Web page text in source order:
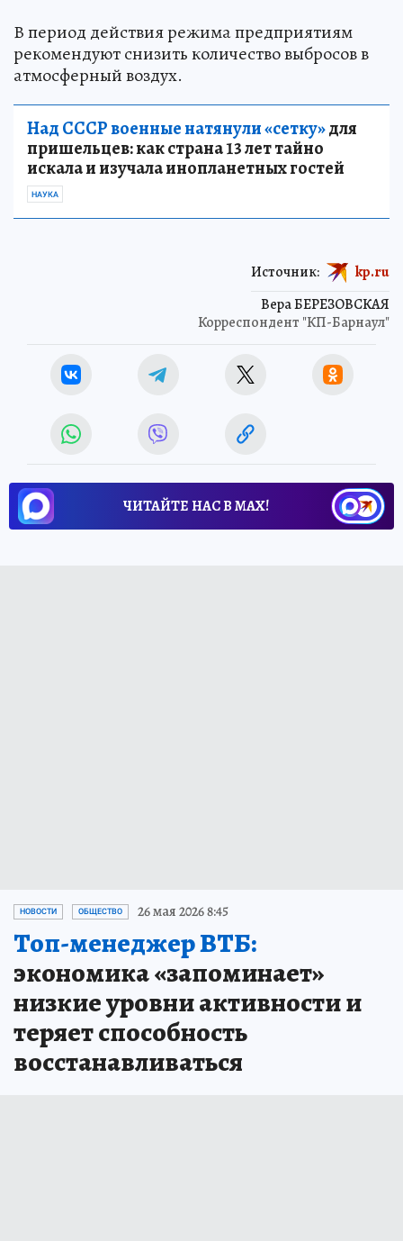
В период действия режима предприятиям
рекомендуют снизить количество выбросов в
атмосферный воздух.
Над СССР военные натянули «сетку»для
пришельцев: как страна 13 лет тайно
искала и изучала инопланетных гостей
НАУКА
Вера БЕРЕЗОВСКАЯ
Корреспондент "КП-Барнаул"
Источник: kp.ru
ЧИТАЙТЕ НАС В МАХ!
НОВОСТИ ОБЩЕСТВО 26 мая 2026 8:45
Топ-менеджер ВТБ:
экономика «запоминает»
низкие уровни активности и
теряет способность
восстанавливаться